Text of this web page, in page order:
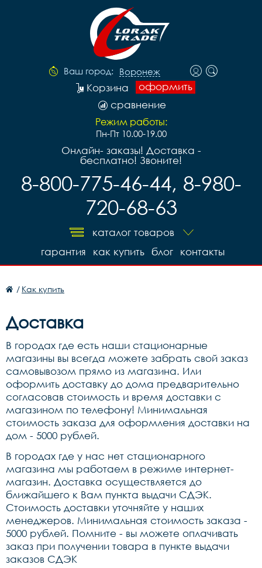
Ваш город: Воронеж
оформить
Корзина
сравнение
Режим работы:
Пн-Пт 10.00-19.00
Онлайн- заказы! Доставка -
бесплатно! Звоните!
8-800-775-46-44, 8-980-
720-68-63
каталог товаров
контакты
блог
как купить
гарантия
/ Как купить
Доставка
В городах где есть наши стационарные
магазины вы всегда можете забрать свой заказ
самовывозом прямо из магазина. Или
оформить доставку до дома предварительно
согласовав стоимость и время доставки с
магазином по телефону! Минимальная
стоимость заказа для оформления доставки на
дом - 5000 рублей.
В городах где у нас нет стационарного
магазина мы работаем в режиме интернет-
магазин. Доставка осуществляется до
ближайшего к Вам пункта выдачи СДЭК.
Стоимость доставки уточняйте у наших
менеджеров. Минимальная стоимость заказа -
5000 рублей. Помните - вы можете оплачивать
заказ при получении товара в пункте выдачи
заказов СДЭК